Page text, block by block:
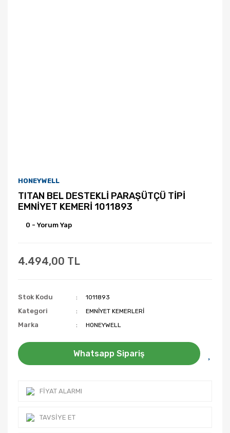
HONEYWELL
TITAN BEL DESTEKLİ PARAŞÜTÇÜ TİPİ
EMNİYET KEMERİ 1011893
0 - Yorum Yap
4.494,00 TL
Stok Kodu 1011893
Kategori EMNİYET KEMERLERİ
Marka HONEYWELL
Whatsapp Sipariş
FIYAT ALARMI
TAVSIYE ET